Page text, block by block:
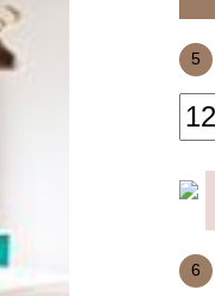
5
6